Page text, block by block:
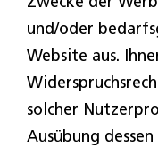
und/oder
Website aus.
solcher
Ausübung